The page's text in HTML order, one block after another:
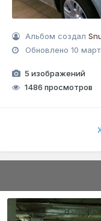
Альбом создал
Обновлено10
5 изображений
1486 просмотров